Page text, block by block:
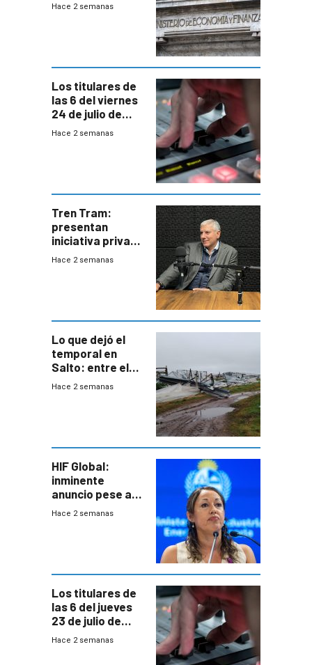
Hace 2 semanas
Los titulares de
las 6 del viernes
24 de julio de
2026
Hace 2 semanas
Tren Tram:
presentan
iniciativa privada
para una red de
Hace 2 semanas
Lo que dejó el
temporal en
Salto: entre el
impacto
Hace 2 semanas
HIF Global:
inminente
anuncio pese a
declaración de
gobierno
Hace 2 semanas
Los titulares de
las 6 del jueves
23 de julio de
2026
Hace 2 semanas